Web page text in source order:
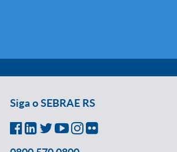
Siga o SEBRAE RS